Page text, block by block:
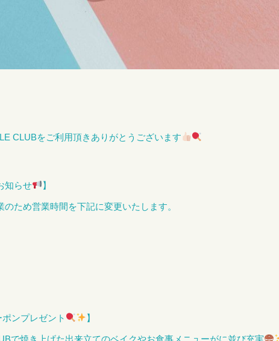
CLUBをご利用頂きありがとうございます
知らせ 】
のため営業時間を下記に変更いたします。
ポンプレゼント 】
で焼き上げた出来立てのベイクやお食事メニューがに並び充実